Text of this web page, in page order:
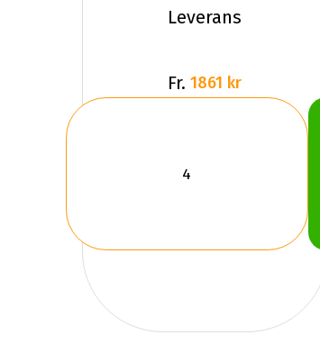
Leverans
Fr. 1861 kr